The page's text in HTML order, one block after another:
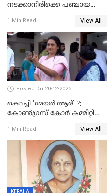
നടക്കാനിരിക്കെ പഞ്ചായത്ത്
1 Min Read View All
Posted On 20-12-2025
കൊച്ചി 'മേയർ ആര്' ?;
കോണ്‍ഗ്രസ് കോര്‍ കമ്മിറ്റി
1 Min Read View All
KERALA